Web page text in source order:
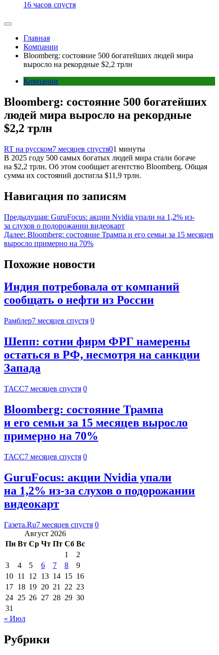
16 часов спустя
Главная
Компании
Bloomberg: состояние 500 богатейших людей мира
выросло на рекордные $2,2 трлн
Компании
Bloomberg: состояние 500 богатейших
людей мира выросло на рекордные
$2,2 трлн
RT на русском7 месяцев спустя01 минуты
В 2025 году 500 самых богатых людей мира стали богаче
на $2,2 трлн. Об этом сообщает агентство Bloomberg. Общая
сумма их состояний достигла $11,9 трлн.
Навигация по записям
Предыдущая: GuruFocus: акции Nvidia упали на 1,2% из-
за слухов о подорожании видеокарт
Далее: Bloomberg: состояние Трампа и его семьи за 15 месяцев
выросло примерно на 70%
Похожие новости
Индия потребовала от компаний
сообщать о нефти из России
Рамблер7 месяцев спустя 0
Шепп: сотни фирм ФРГ намерены
остаться в РФ, несмотря на санкции
Запада
ТАСС7 месяцев спустя 0
Bloomberg: состояние Трампа
и его семьи за 15 месяцев выросло
примерно на 70%
ТАСС7 месяцев спустя 0
GuruFocus: акции Nvidia упали
на 1,2% из-за слухов о подорожании
видеокарт
Газета.Ru7 месяцев спустя 0
Август 2026
Пн Вт Ср Чт Пт Сб Вс
1
2
3
4 5 6 7 8
9
10 11 12 13 14 15 16
17 18 19 20 21 22 23
24 25 26 27 28 29 30
31
« Июл
Рубрики